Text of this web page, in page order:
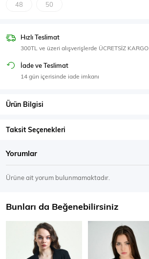
Eşofman Üstü
48 50
Hızlı Teslimat
300TL ve üzeri alışverişlerde ÜCRETSİZ KARGO
İade ve Teslimat
14 gün içerisinde iade imkanı
Ürün Bilgisi
Taksit Seçenekleri
Yorumlar
Ürüne ait yorum bulunmamaktadır.
Bunları da Beğenebilirsiniz